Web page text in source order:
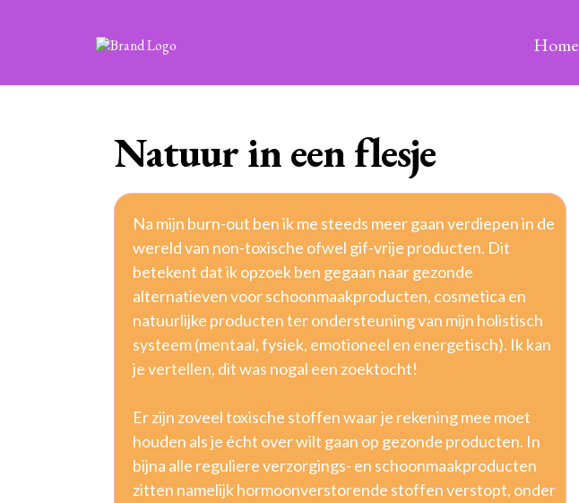
Home
Natuur in een flesje
Na mijn burn-out ben ik me steeds meer gaan verdiepen in de
wereld van non-toxische ofwel gif-vrije producten. Dit
betekent dat ik opzoek ben gegaan naar gezonde
alternatieven voor schoonmaakproducten, cosmetica en
natuurlijke producten ter ondersteuning van mijn holistisch
systeem (mentaal, fysiek, emotioneel en energetisch). Ik kan
je vertellen, dit was nogal een zoektocht!
Er zijn zoveel toxische stoffen waar je rekening mee moet
houden als je écht over wilt gaan op gezonde producten. In
bijna alle reguliere verzorgings- en schoonmaakproducten
zitten namelijk hormoonverstorende stoffen verstopt, onder